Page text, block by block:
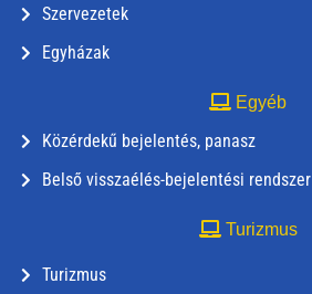
Szervezetek
Egyházak
Egyéb
Közérdekű bejelentés, panasz
Belső visszaélés-bejelentési rendszer
Turizmus
Turizmus